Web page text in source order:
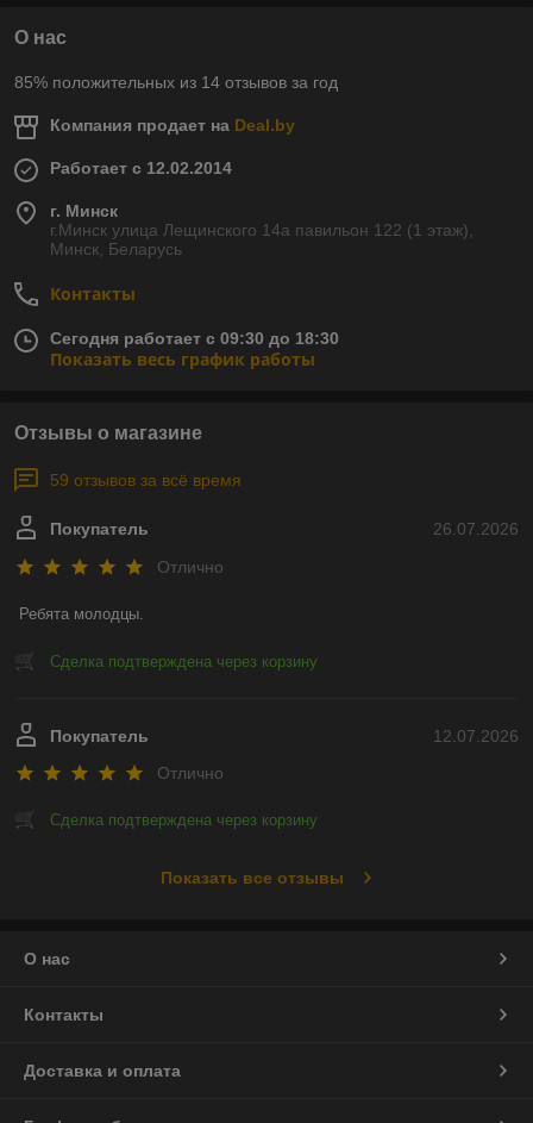
О нас
85% положительных из 14 отзывов за год
Компания продает на Deal.by
Работает с 12.02.2014
г. Минск
г.Минск улица Лещинского 14а павильон 122 (1 этаж),
Минск, Беларусь
Контакты
Сегодня работает с 09:30 до 18:30
Показать весь график работы
Отзывы о магазине
59 отзывов за всё время
26.07.2026
Покупатель
Отлично
Ребята молодцы.
Сделка подтверждена через корзину
12.07.2026
Покупатель
Отлично
Сделка подтверждена через корзину
Показать все отзывы
О нас
Контакты
Доставка и оплата